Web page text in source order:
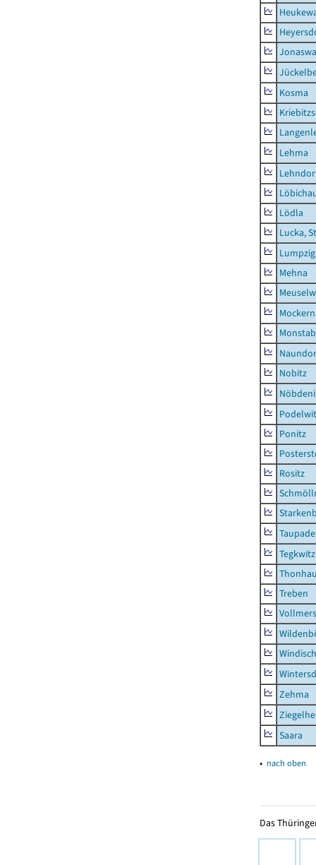
Kosma
Lehma
Lödla
Lucka,
Lumpzig
Mehna
Mockern
Monstab
Nobitz
Ponitz
Rositz
Tegkwitz
Treben
Zehma
Saara
▴ nach oben
Das